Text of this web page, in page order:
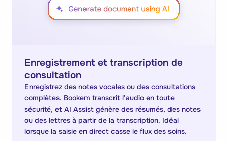
Enregistrement et transcription de
consultation
Enregistrez des notes vocales ou des consultations
complètes. Bookem transcrit l’audio en toute
sécurité, et AI Assist génère des résumés, des notes
ou des lettres à partir de la transcription. Idéal
lorsque la saisie en direct casse le flux des soins.